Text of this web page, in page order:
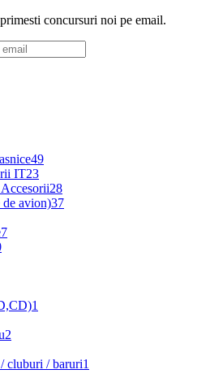
concursuri noi pe email.
49
IT23
28
de avion)37
7
1
2
cluburi / baruri1